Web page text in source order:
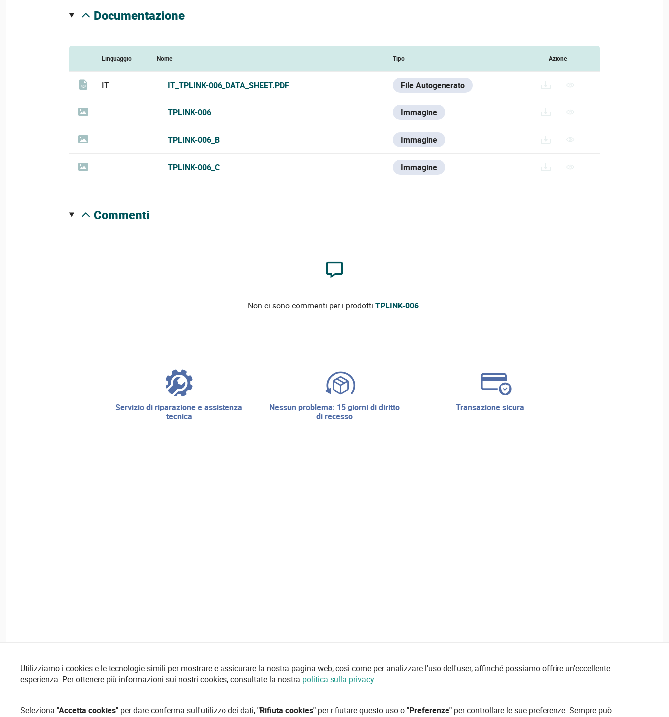
documentazione
Linguaggio Nome Tipo Azione
IT IT_TPLINK-006_DATA_SHEET.PDF File Autogenerato
TPLINK-006 Immagine
TPLINK-006_B Immagine
TPLINK-006_C Immagine
commenti
Non ci sono commenti per i prodottiTPLINK-006.
servizio di riparazione e assistenza
tecnica
nessun problema: 15 giorni di diritto
di recesso
transazione sicura
Utilizziamo i cookies e le tecnologie simili per mostrare e assicurare la nostra pagina web, così come per analizzare l'uso dell'user, affinché possiamo offrire un'eccellente
esperienza. Per ottenere più informazioni sui nostri cookies, consultate la nostra politica sulla privacy
Seleziona "Accetta cookies" per dare conferma sull'utilizzo dei dati,"Rifiuta cookies" per rifiutare questo uso o"Preferenze" per controllare le sue preferenze. Sempre può